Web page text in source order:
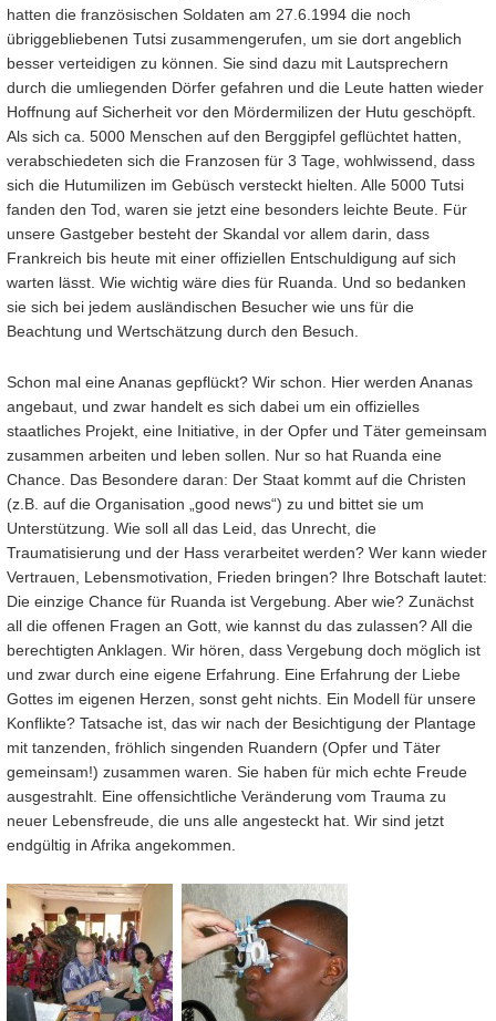
hatten die französischen Soldaten am 27.6.1994 die noch
übriggebliebenen Tutsi zusammengerufen, um sie dort angeblich
besser verteidigen zu können. Sie sind dazu mit Lautsprechern
durch die umliegenden Dörfer gefahren und die Leute hatten wieder
Hoffnung auf Sicherheit vor den Mördermilizen der Hutu geschöpft.
Als sich ca. 5000 Menschen auf den Berggipfel geflüchtet hatten,
verabschiedeten sich die Franzosen für 3 Tage, wohlwissend, dass
sich die Hutumilizen im Gebüsch versteckt hielten. Alle 5000 Tutsi
fanden den Tod, waren sie jetzt eine besonders leichte Beute. Für
unsere Gastgeber besteht der Skandal vor allem darin, dass
Frankreich bis heute mit einer offiziellen Entschuldigung auf sich
warten lässt. Wie wichtig wäre dies für Ruanda. Und so bedanken
sie sich bei jedem ausländischen Besucher wie uns für die
Beachtung und Wertschätzung durch den Besuch.
Schon mal eine Ananas gepflückt? Wir schon. Hier werden Ananas
angebaut, und zwar handelt es sich dabei um ein offizielles
staatliches Projekt, eine Initiative, in der Opfer und Täter gemeinsam
zusammen arbeiten und leben sollen. Nur so hat Ruanda eine
Chance. Das Besondere daran: Der Staat kommt auf die Christen
(z.B. auf die Organisation „good news“) zu und bittet sie um
Unterstützung. Wie soll all das Leid, das Unrecht, die
Traumatisierung und der Hass verarbeitet werden? Wer kann wieder
Vertrauen, Lebensmotivation, Frieden bringen? Ihre Botschaft lautet:
Die einzige Chance für Ruanda ist Vergebung. Aber wie? Zunächst
all die offenen Fragen an Gott, wie kannst du das zulassen? All die
berechtigten Anklagen. Wir hören, dass Vergebung doch möglich ist
und zwar durch eine eigene Erfahrung. Eine Erfahrung der Liebe
Gottes im eigenen Herzen, sonst geht nichts. Ein Modell für unsere
Konflikte? Tatsache ist, das wir nach der Besichtigung der Plantage
mit tanzenden, fröhlich singenden Ruandern (Opfer und Täter
gemeinsam!) zusammen waren. Sie haben für mich echte Freude
ausgestrahlt. Eine offensichtliche Veränderung vom Trauma zu
neuer Lebensfreude, die uns alle angesteckt hat. Wir sind jetzt
endgültig in Afrika angekommen.